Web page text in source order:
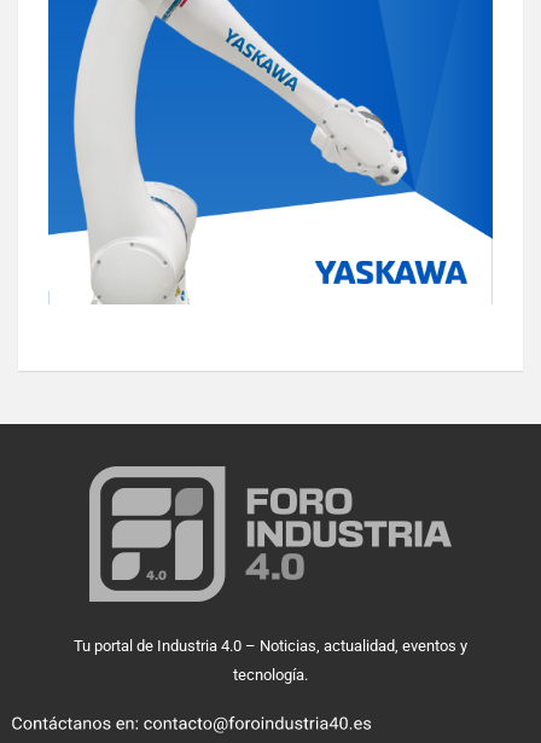
Tu portal de Industria 4.0 – Noticias, actualidad, eventos y
tecnología.